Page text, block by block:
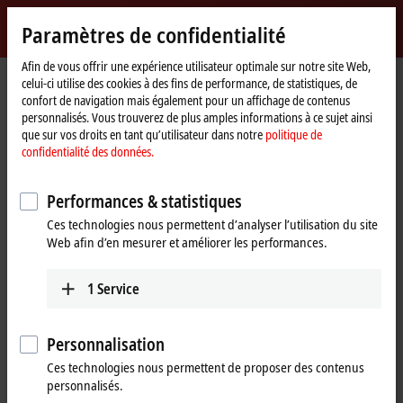
Beckhoff
-
New
Automation
Technology
myBeckhoff
Page
d'accueil
Entreprise Nouveautés Liquid mixing with XPlanar mover
adaptons les paramètres de confidentialité tout en chargeant des
contenus tiers à partir de Vimeo. Veuillez vous référer ici à notre
politique de confidentialité des données.
Dec 22, 2022
Liquid mixing with XPlanar mover
Paramètres de confidentialité
Afin de vous offrir une expérience utilisateur optimale sur notre site Web,
celui-ci utilise des cookies à des fins de performance, de statistiques, de
confort de navigation mais également pour un affichage de contenus
personnalisés. Vous trouverez de plus amples informations à ce sujet ainsi
que sur vos droits en tant qu’utilisateur dans notre politique de
confidentialité des données.
Performances & statistiques
Ces technologies nous permettent d’analyser l’utilisation du site
Web afin d’en mesurer et améliorer les performances.
1 Service
Personnalisation
Ces technologies nous permettent de proposer des contenus
personnalisés.